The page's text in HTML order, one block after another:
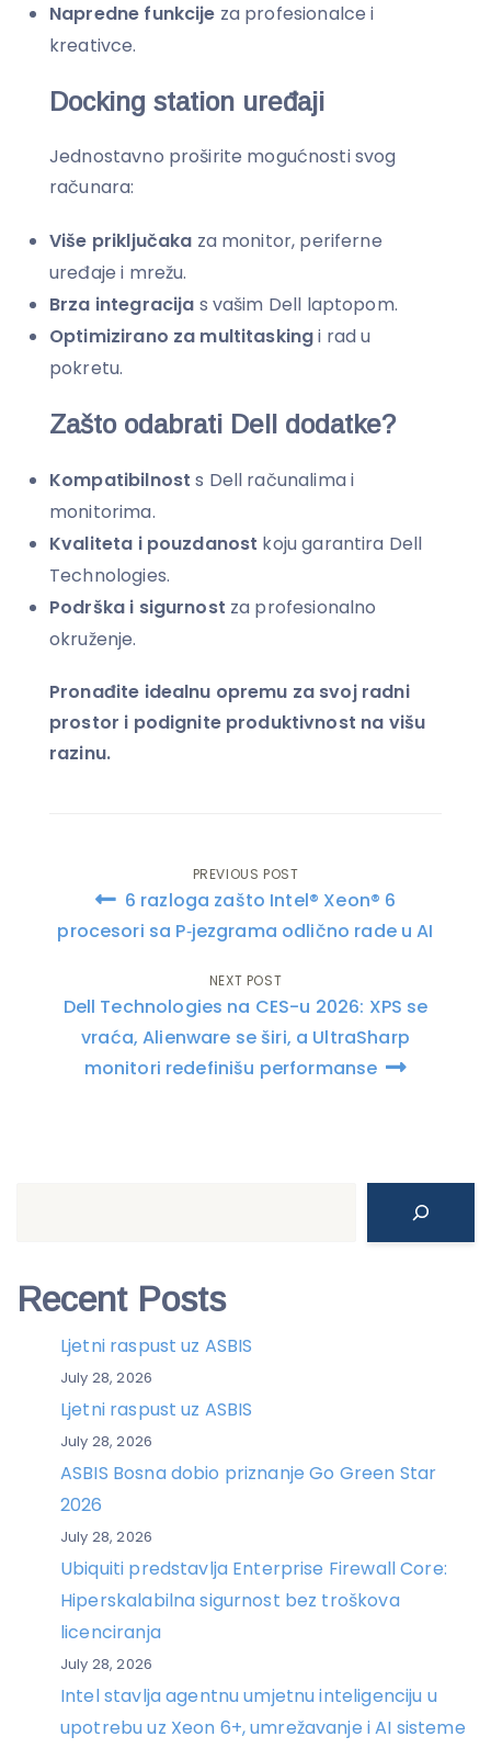
Napredne funkcije za profesionalce i
kreativce.
Docking station uređaji
Jednostavno proširite mogućnosti svog
računara:
Više priključaka za monitor, periferne
uređaje i mrežu.
Brza integracija s vašim Dell laptopom.
Optimizirano za multitaskingi rad u
pokretu.
Zašto odabrati Dell dodatke?
Kompatibilnost s Dell računalima i
monitorima.
Kvaliteta i pouzdanost koju garantira Dell
Technologies.
Podrška i sigurnost za profesionalno
okruženje.
Pronađite idealnu opremu za svoj radni
prostor i podignite produktivnost na višu
razinu.
Post
navigation
PREVIOUS POST
6 razloga zašto Intel® Xeon® 6
procesori sa P‑jezgrama odlično rade u AI
NEXT POST
Dell Technologies na CES-u 2026: XPS se
vraća, Alienware se širi, a UltraSharp
monitori redefinišu performanse
Recent Posts
Ljetni raspust uz ASBIS
July 28, 2026
Ljetni raspust uz ASBIS
July 28, 2026
ASBIS Bosna dobio priznanje Go Green Star
2026
July 28, 2026
Ubiquiti predstavlja Enterprise Firewall Core:
Hiperskalabilna sigurnost bez troškova
licenciranja
July 28, 2026
Intel stavlja agentnu umjetnu inteligenciju u
upotrebu uz Xeon 6+, umrežavanje i AI sisteme